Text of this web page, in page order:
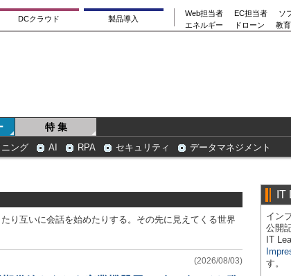
DCクラウド 製品導入
Web担当者 EC担当者
ソ
エネルギー
ドローン 教
特 集
ング AI RPA セキュリティ データマネジメント
り互いに会話を始めたりする。その先に見えてくる世界
(2026/08/03)
IT
イン
公開
IT
す。